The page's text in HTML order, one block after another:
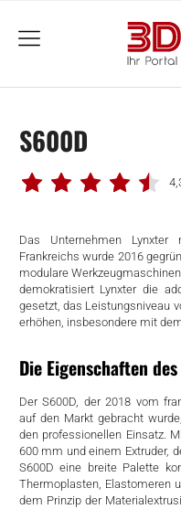
menu
S600D
Das Unternehmen
Frankreichs wurde 2016
modulare
demokratisiert Lynxter die
gesetzt, das Leistungsniveau
erhöhen, insbesondere mit
Die Eigenschaften
Der S600D, der 2018 vom
auf den Markt gebracht
den professionellen Einsatz.
600 mm und einem Extruder,
S600D eine breite Palette
Thermoplasten, Elastomeren
dem Prinzip der